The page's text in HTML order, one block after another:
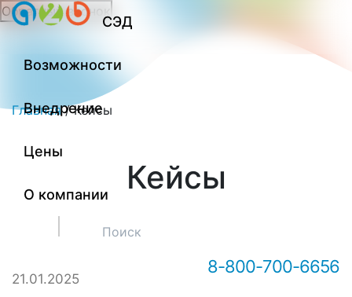
Обратный звонок
Онлайн-консультация А2Б
чем-то помочь?
СЭД
Возможности
Внедрение
Цены
О компании
8-800-700-6656
Главная / Кейсы
Кейсы
21.01.2025